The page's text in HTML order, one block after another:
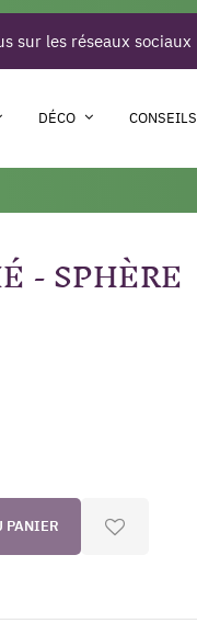
sur les réseaux sociaux
DÉCO CONSEILS
- SPHÈRE
PANIER